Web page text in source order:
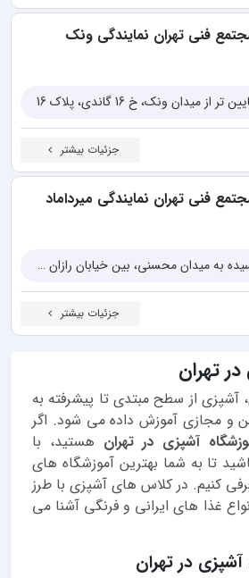
فنی تهران نمایندگی ونک
میدان ونک، خ 16 گاندی، پلاک 16
جزئیات بیشتر
فنی تهران نمایندگی میرداماد
تهران، بلوار میرداماد، نرسیده به میدان محسنی، بین خیابان رازان شمالی و سید حسینی، جنب بانک ملت، پلاک 83
جزئیات بیشتر
تهران
از سطح مبتدی تا پیشرفته به
و مجازی آموزش داده می شود. اگر
آشپزی در تهران هستید، با
تا به شما بهترین آموزشگاه های
کنیم. در کلاس های آشپزی با طرز
غذا های ایرانی و فرنگی آشنا می
در تهران